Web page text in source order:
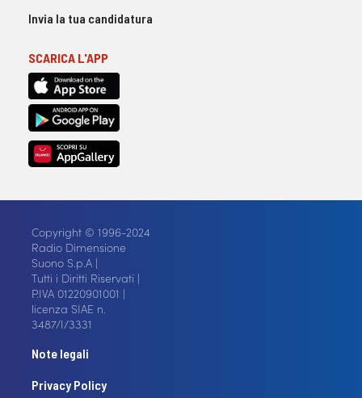
Invia la tua candidatura
SCARICA L'APP
Copyright © 1996-2024
Radio Dimensione
Suono S.p.A |
Tutti i Diritti Riservati |
P.IVA 01220901001 |
licenza SIAE n.
3487/I/3331
Note legali
Privacy Policy